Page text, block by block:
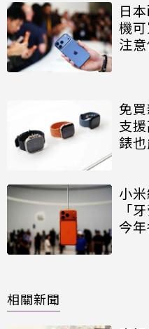
日
機
注
免
支
錶
小
「
今
相關新聞